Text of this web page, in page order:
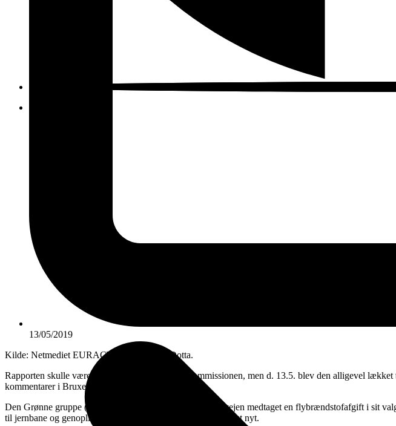
13/05/2019
Kilde: Netmediet EURACTIV; Foto Mike Dotta.
Rapporten skulle være forblevet intern hos EU Kommissionen, men d. 13.5. blev den alligevel
kommentarer i Bruxelles:
Den Grønne gruppe (EFA) i Europa-Parlamentet har i forvejen medtaget en flybrændstofafgift i sit
til jernbane og genoplive natttog. Så her er der som sådan intet nyt.